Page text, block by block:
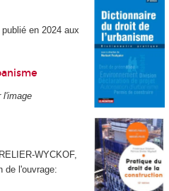
en 2024 aux
l'image
WYCKOF,
de l'ouvrage: